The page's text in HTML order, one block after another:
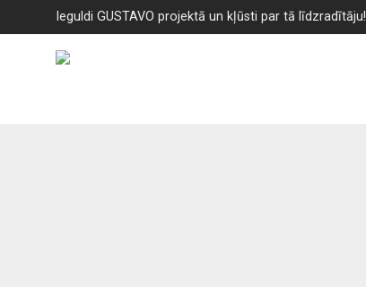
Ieguldi GUSTAVO projektā un kļūsti par tā līdzradītāju!